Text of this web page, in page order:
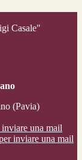
Casale"
(Pavia)
una mail
inviare una mail